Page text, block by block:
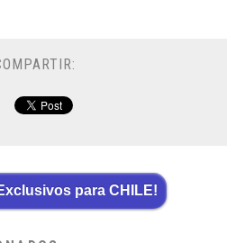
para CHILE!